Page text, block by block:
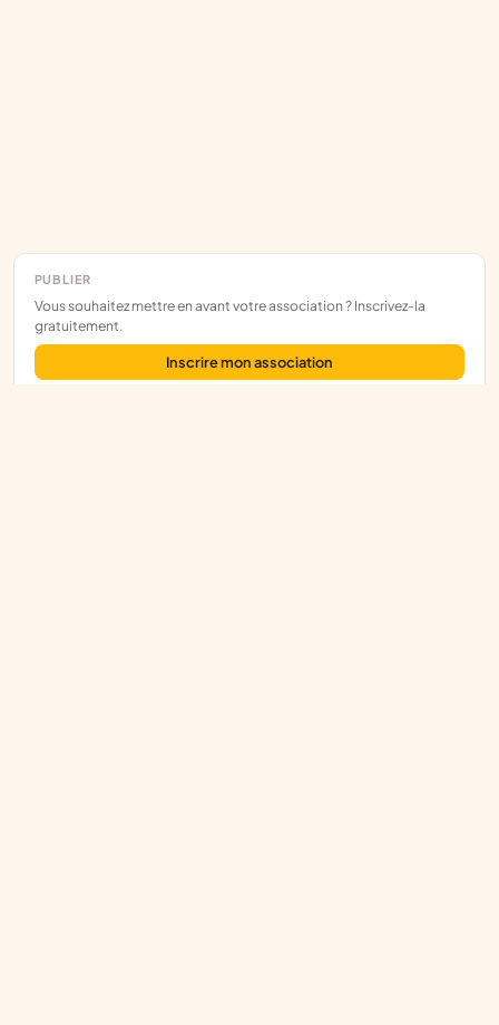
PUBLIER
Vous souhaitez mettre en avant votre association ? Inscrivez-la
gratuitement.
Inscrire mon association